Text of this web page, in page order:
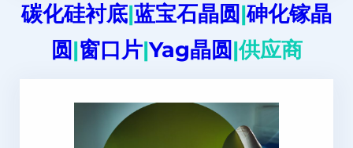
碳化硅衬底|蓝宝石晶圆|砷化镓晶
圆|窗口片|Yag晶圆|供应商